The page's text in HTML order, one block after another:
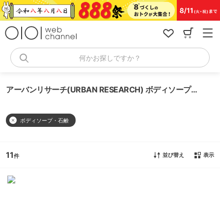
コ
ン
何かお探しですか？
アーバンリサーチ(URBAN RESEARCH) ボディソープ・石鹸
ボディソープ・石鹸
11 並び替え 表示